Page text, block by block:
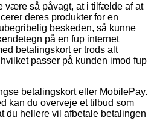
være så påvagt, at i tilfælde af at
deres produkter for en
beskeden, så kunne
på en fup internet
betalingskort er trods alt
passer på kunden imod fup
betalingskort eller MobilePay.
kan du overveje et tilbud som
du hellere vil afbetale betalingen